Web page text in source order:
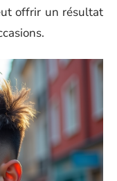
offrir un résultat